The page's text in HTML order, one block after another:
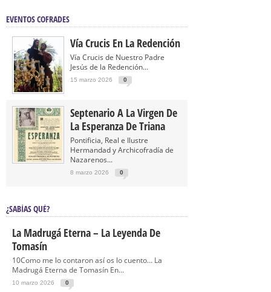
EVENTOS COFRADES
Vía Crucis En La Redención
Vía Crucis de Nuestro Padre
Jesús de la Redención...
15 marzo 2026 0
Septenario A La Virgen De
La Esperanza De Triana
Pontificia, Real e Ilustre
Hermandad y Archicofradía de
Nazarenos...
8 marzo 2026 0
¿SABÍAS QUÉ?
La Madrugá Eterna – La Leyenda De
Tomasín
10Como me lo contaron así os lo cuento… La
Madrugá Eterna de Tomasín En...
10 marzo 2026 0